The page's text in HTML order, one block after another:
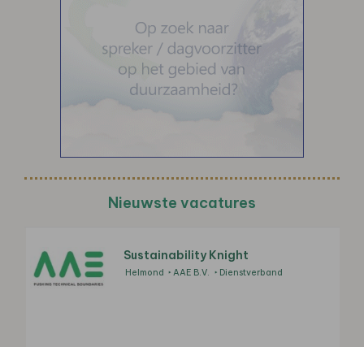
Nieuwste vacatures
Sustainability Knight
Helmond AAE B.V. Dienstverband